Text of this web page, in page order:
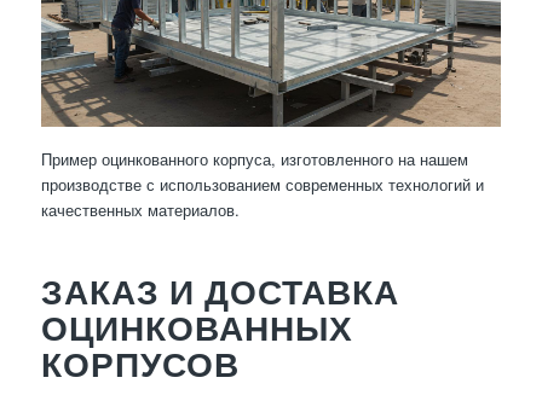
Пример оцинкованного корпуса, изготовленного на нашем
производстве с использованием современных технологий и
качественных материалов.
ЗАКАЗ И ДОСТАВКА
ОЦИНКОВАННЫХ
КОРПУСОВ